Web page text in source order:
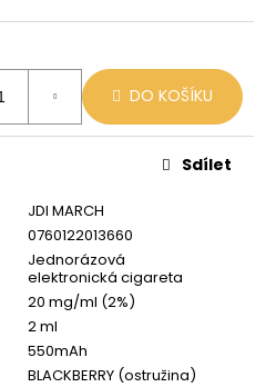
DO KOŠÍKU
JDI MARCH
0760122013660
Jednorázová
elektronická cigareta
20 mg/ml (2%)
2 ml
550mAh
BLACKBERRY (ostružina)
Sdílet